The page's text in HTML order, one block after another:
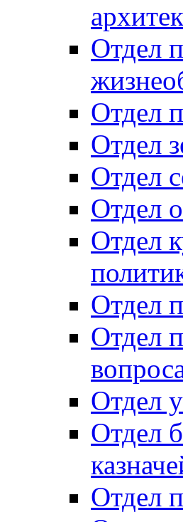
Отдел
Отдел
Отдел
Отдел
Отдел
Отдел
Отдел
Отдел
Отдел
Отдел
Отдел